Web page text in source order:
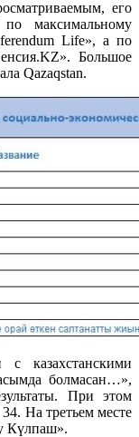
его
максимальному
Life», а по
Большое
Qazaqstan.
казахстанскими
болмасан…»,
При этом
На третьем месте
Күлпаш».